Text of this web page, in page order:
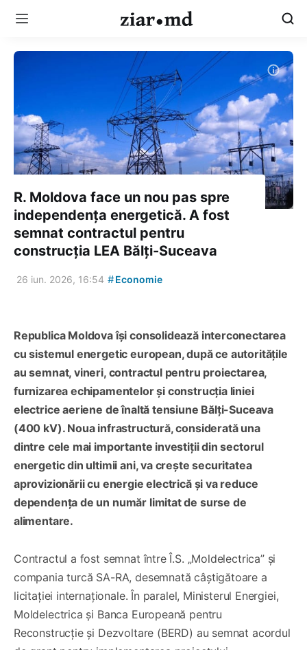
R. Moldova face un nou pas spre
independența energetică. A fost
semnat contractul pentru
construcția LEA Bălți-Suceava
26 iun. 2026, 16:54 #Economie
Republica Moldova își consolidează interconectarea
cu sistemul energetic european, după ce autoritățile
au semnat, vineri, contractul pentru proiectarea,
furnizarea echipamentelor și construcția liniei
electrice aeriene de înaltă tensiune Bălți-Suceava
(400 kV). Noua infrastructură, considerată una
dintre cele mai importante investiții din sectorul
energetic din ultimii ani, va crește securitatea
aprovizionării cu energie electrică și va reduce
dependența de un număr limitat de surse de
alimentare.
Contractul a fost semnat între Î.S. „Moldelectrica” și
compania turcă SA-RA, desemnată câștigătoare a
licitației internaționale. În paralel, Ministerul Energiei,
Moldelectrica și Banca Europeană pentru
Reconstrucție și Dezvoltare (BERD) au semnat acordul